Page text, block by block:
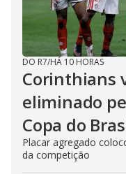
DO R7/HÁ 10 HORAS
Corinthians
eliminado
Copa do
Placar agregado
da competição